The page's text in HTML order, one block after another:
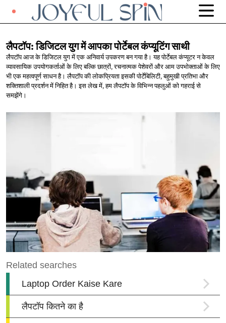
लैपटॉप: डिजिटल युग में आपका पोर्टेबलकंप्यूटिंग साथी
लैपटॉप आज के डिजिटल युग में एक अनिवार्य उपकरण बन गया है। यह पोर्टेबल कंप्यूटर न केवल
व्यावसायिक उपयोगकर्ताओं के लिए बल्कि छात्रों, रचनात्मक पेशेवरों और आम उपभोक्ताओं के लिए
भी एक महत्वपूर्ण साधन है। लैपटॉप की लोकप्रियता इसकी पोर्टेबिलिटी, बहुमुखी प्रतिभा और
शक्तिशाली प्रदर्शन में निहित है। इस लेख में, हम लैपटॉप के विभिन्न पहलुओं को गहराई से
समझेंगे।